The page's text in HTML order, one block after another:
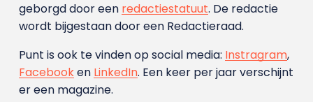
geborgd door een redactiestatuut. De redactie
wordt bijgestaan door een Redactieraad.
Punt is ook te vinden op social media: Instragram,
Facebooken LinkedIn. Een keer per jaar verschijnt
er een magazine.